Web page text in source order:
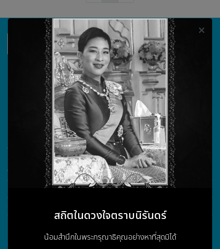
บริษัท วรธันย์ เทคโนโลยี จำกัด
555/104 ถนนสุขาภิบาล 5 แขวงออเงิน เขตสายไหม
กรุงเทพมหานคร 10220
วันทำการ จันทร์ - ศุกร์ เวลา 08.30 - 17.30 น.
เลขประจำตัวผู้เสียภาษี 0105555180721
What More?
Video Conference
Smart Classroom
Online learning
Customer Service
การรับประกันสินค้า
สถิตในดวงใจตราบนิรันดร์
น้อมสำนึกในพระกรุณาธิคุณอย่างหาที่สุดมิได้